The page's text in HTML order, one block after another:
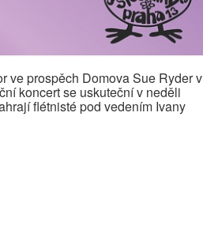
ve prospěch Domova Sue Ryder v
koncert se uskuteční v neděli
flétnisté pod vedením Ivany